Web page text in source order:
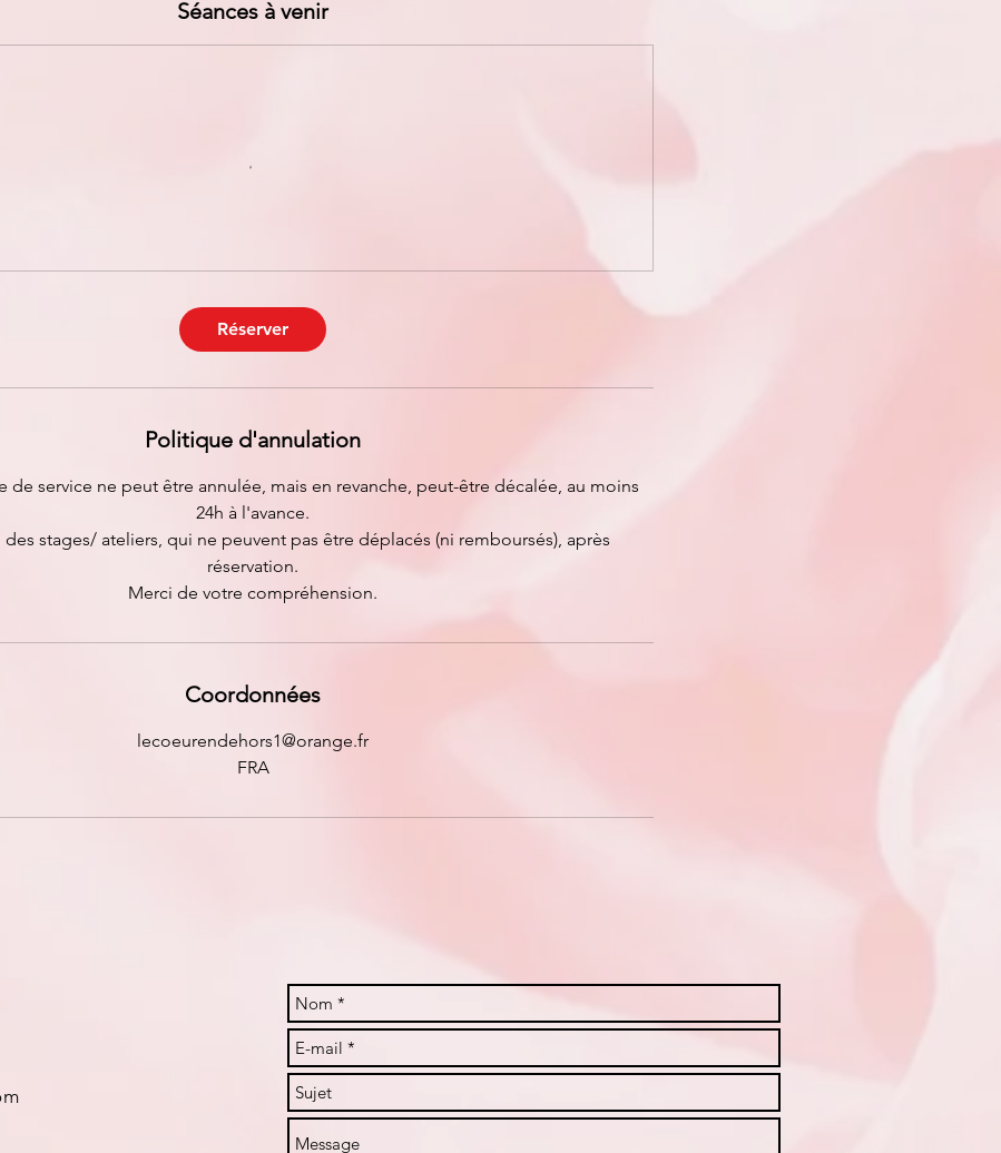
Séances à venir
Réserver
Politique d'annulation
de service ne peut être annulée, mais en revanche, peut-être décalée, au moins
24h à l'avance.
stages/ ateliers, qui ne peuvent pas être déplacés (ni remboursés), après
réservation.
Merci de votre compréhension.
Coordonnées
lecoeurendehors1@orange.fr
FRA